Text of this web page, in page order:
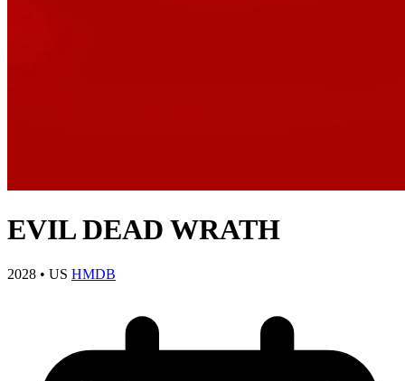
EVIL DEAD WRATH
2028 • US HMDB